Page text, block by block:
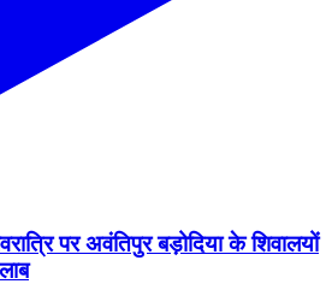
पर अवंतिपुर बड़ोदिया के शिवालयों